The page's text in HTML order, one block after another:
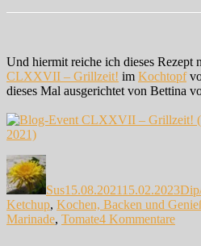
Und hiermit reiche ich dieses Rezept
CLXXVII – Grillzeit! im Kochtopf
dieses Mal ausgerichtet von Bettina
Autor
Sus15.08.202115.02.2023
Ketchup, Kochen, Backen und
Marinade, Tomate4 Kommentarezu